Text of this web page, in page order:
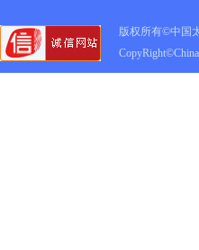
版权所有©中国